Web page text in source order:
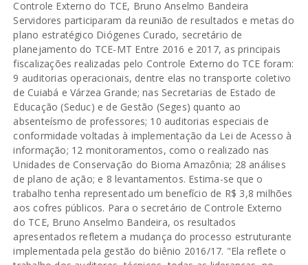
Controle Externo do TCE, Bruno Anselmo Bandeira
Servidores participaram da reunião de resultados e metas do
plano estratégico Diógenes Curado, secretário de
planejamento do TCE-MT Entre 2016 e 2017, as principais
fiscalizações realizadas pelo Controle Externo do TCE foram:
9 auditorias operacionais, dentre elas no transporte coletivo
de Cuiabá e Várzea Grande; nas Secretarias de Estado de
Educação (Seduc) e de Gestão (Seges) quanto ao
absenteísmo de professores; 10 auditorias especiais de
conformidade voltadas à implementação da Lei de Acesso à
informação; 12 monitoramentos, como o realizado nas
Unidades de Conservação do Bioma Amazônia; 28 análises
de plano de ação; e 8 levantamentos. Estima-se que o
trabalho tenha representado um benefício de R$ 3,8 milhões
aos cofres públicos. Para o secretário de Controle Externo
do TCE, Bruno Anselmo Bandeira, os resultados
apresentados refletem a mudança do processo estruturante
implementada pela gestão do biênio 2016/17. "Ela reflete o